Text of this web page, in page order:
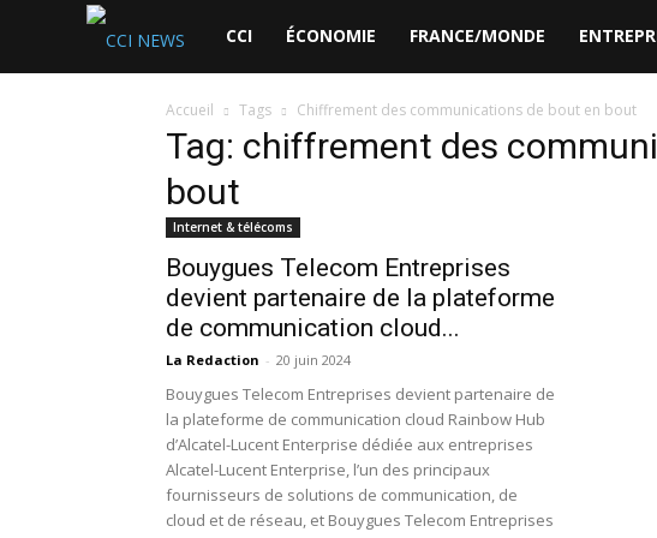
CCI
News
CCI ÉCONOMIE FRANCE/MONDE
Accueil Tags Chiffrement des communications de bout en bout
Tag: chiffrement des
bout
Internet & télécoms
Bouygues Telecom Entreprises
devient partenaire de la plateforme
de communication cloud...
La Redaction - 20 juin 2024
Bouygues Telecom Entreprises devient partenaire de
la plateforme de communication cloud Rainbow Hub
d’Alcatel-Lucent Enterprise dédiée aux entreprises
Alcatel-Lucent Enterprise, l’un des principaux
fournisseurs de solutions de communication, de
cloud et de réseau, et Bouygues Telecom Entreprises